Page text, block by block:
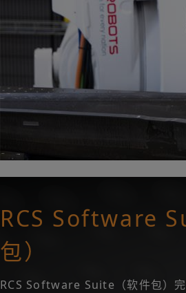
RCS Software
包）
RCS Software Suite（软件包）